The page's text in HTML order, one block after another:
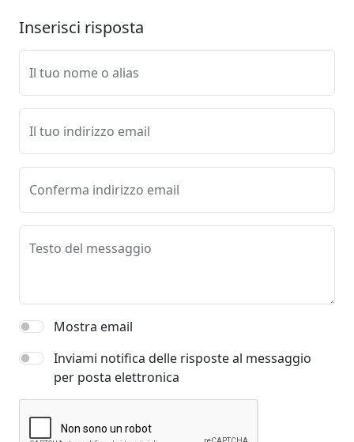
Inserisci risposta
Il tuo nome o alias
Il tuo indirizzo email
Conferma indirizzo email
Testo del messaggio
Mostra email
Inviami notifica delle risposte al messaggio
per posta elettronica